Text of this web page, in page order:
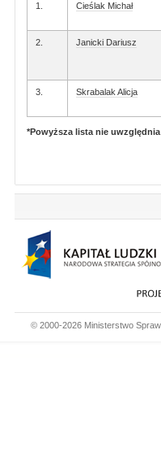
1. Cieślak Michał
2. Janicki Dariusz
3. Skrabalak Alicja
*Powyższa lista nie
© 2000-2026 Ministerstwo